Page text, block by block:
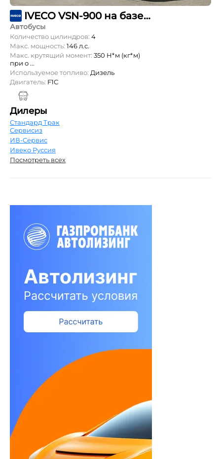
IVECO VSN-900 на базе шасси Daily 70C15CC
Автобусы
Количество цилиндров: 4
Макс. мощность: 146 л.с.
Макс. крутящий момент: 350 Н*м (кг*м)
при о ...
Используемое топливо: Дизель
Двигатель: F1С
Дилеры
Стандард Трак
Сервисиз
ИВ-Сервис
Ивеко Руссия
Посмотреть всех